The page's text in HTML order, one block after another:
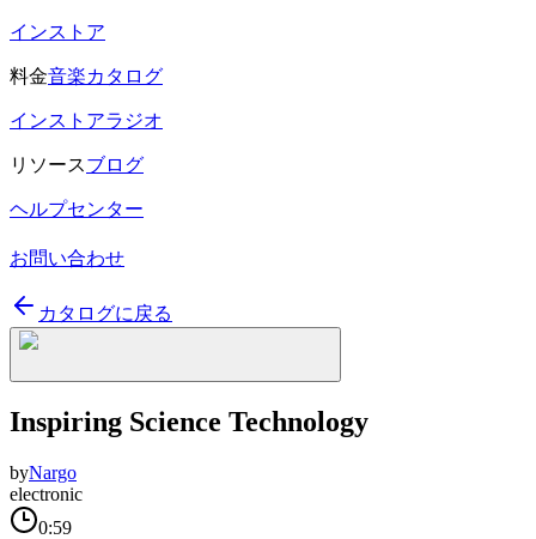
インストア
料金音楽カタログ
インストアラジオ
リソースブログ
ヘルプセンター
お問い合わせ
カタログに戻る
Inspiring Science Technology
byNargo
electronic
0:59